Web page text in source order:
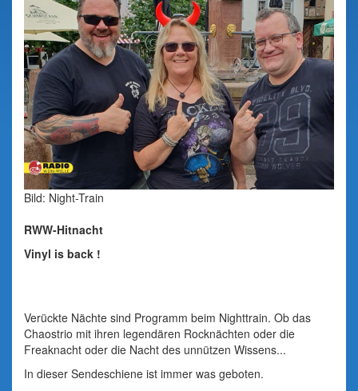
Bild: Night-Train
RWW-Hitnacht
Vinyl is back !
Verückte Nächte sind Programm beim Nighttrain. Ob das
Chaostrio mit ihren legendären Rocknächten oder die
Freaknacht oder die Nacht des unnützen Wissens...
In dieser Sendeschiene ist immer was geboten.